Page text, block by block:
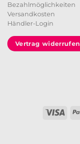
Bezahlmöglichkeiten
Versandkosten
Händler-Login
Vertrag widerrufen